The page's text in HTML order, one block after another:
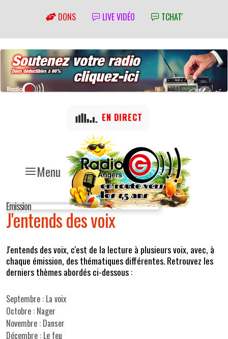
DONS LIVE VIDÉO TCHAT'
Menu
EN DIRECT
Emission
J'entends des voix
J'entends des voix, c'est de la lecture à plusieurs voix, avec, à
chaque émission, des thématiques différentes.Retrouvez les
derniers thèmes abordés ci-dessous :
Septembre : La voix
Octobre : Nager
Novembre : Danser
Décembre : Le feu